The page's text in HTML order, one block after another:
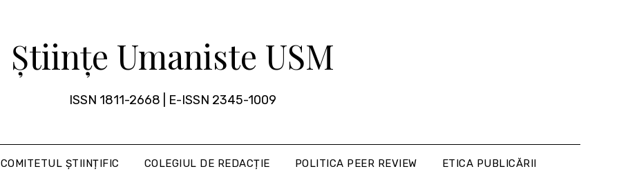
Științe Umaniste USM
ISSN 1811-2668 | E-ISSN 2345-1009
COMITETUL ȘTIINȚIFIC COLEGIUL DE REDACȚIE POLITICA PEER REVIEW ETICA PUBLICĂRII